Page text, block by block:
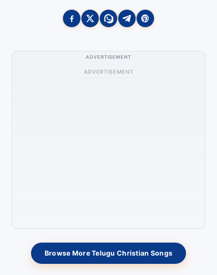
ADVERTISEMENT
ADVERTISEMENT
Browse More Telugu Christian Songs